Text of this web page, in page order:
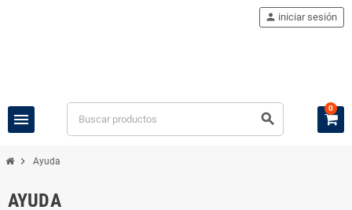
menu search
person iniciar sesión
0
chevron_right Ayuda
AYUDA